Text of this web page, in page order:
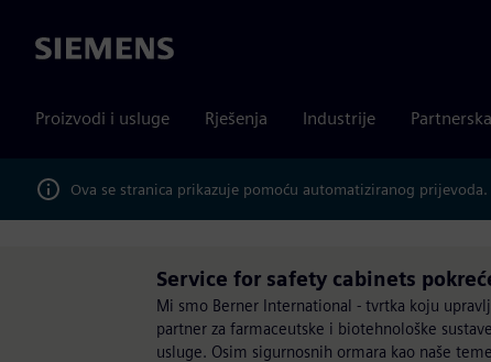
Siemens
Proizvodi i usluge Rješenja Industrije
Ova se stranica prikazuje pomoću automatiziranog prijevoda.
Service for safety cabinets
Mi smo Berner International - tvrtka koju
partner za farmaceutske i biotehnološke
usluge. Osim sigurnosnih ormara kao naše